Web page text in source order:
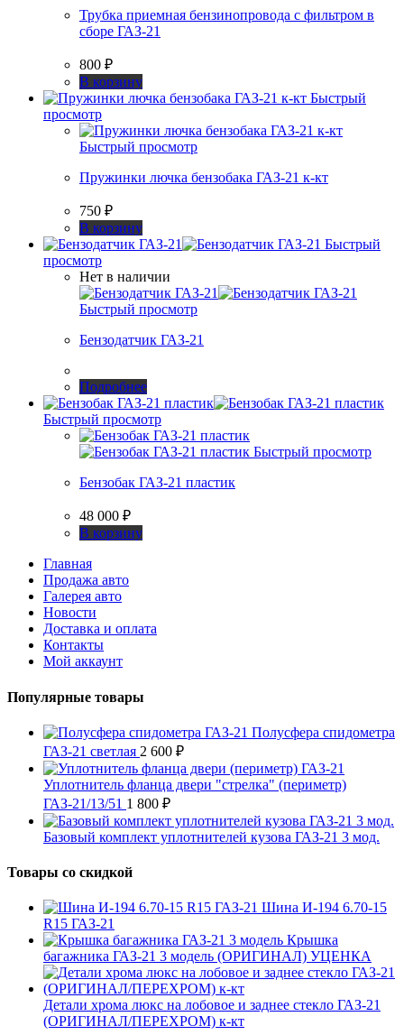
Трубка приемная бензинопровода с фильтром в
сборе ГАЗ-21
800 ₽
В корзину
Быстрый
просмотр
Быстрый просмотр
Пружинки лючка бензобака ГАЗ-21 к-кт
750 ₽
В корзину
Быстрый
просмотр
Нет в наличии
Быстрый просмотр
Бензодатчик ГАЗ-21
Подробнее
Быстрый просмотр
Быстрый просмотр
Бензобак ГАЗ-21 пластик
48 000 ₽
В корзину
Главная
Продажа авто
Галерея авто
Новости
Доставка и оплата
Контакты
Мой аккаунт
Популярные товары
Полусфера спидометра
ГАЗ-21 светлая 2 600 ₽
Уплотнитель фланца двери "стрелка" (периметр)
ГАЗ-21/13/51 1 800 ₽
Базовый комплект уплотнителей кузова ГАЗ-21 3 мод.
Товары со скидкой
Шина И-194 6.70-15
R15 ГАЗ-21
Крышка
багажника ГАЗ-21 3 модель (ОРИГИНАЛ) УЦЕНКА
Детали хрома люкс на лобовое и заднее стекло ГАЗ-21
(ОРИГИНАЛ/ПЕРЕХРОМ) к-кт